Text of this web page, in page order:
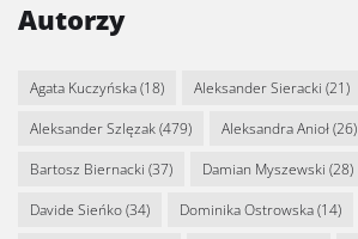
Autorzy
Agata Kuczyńska(18) Aleksander Sieracki (21)
Aleksander Szlęzak(479) Aleksandra Anioł(26)
Bartosz Biernacki (37) Damian Myszewski (28)
Davide Sieńko(34) Dominika Ostrowska(14)